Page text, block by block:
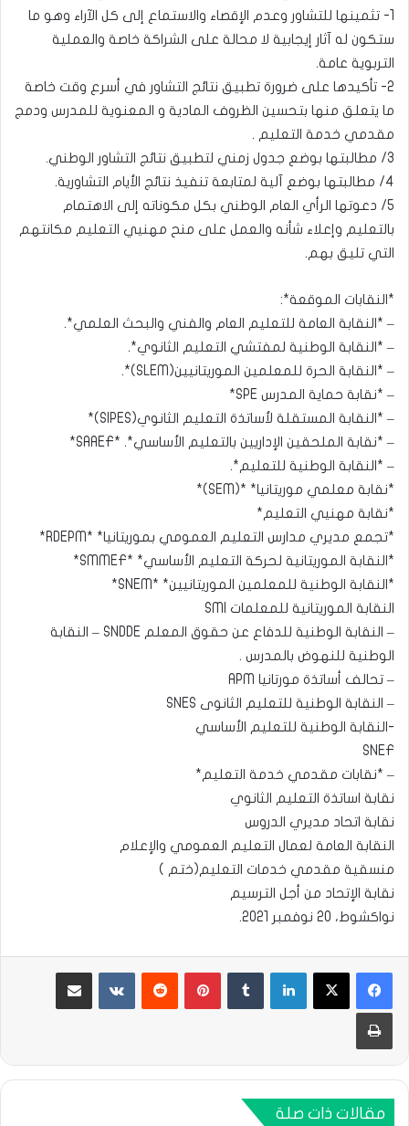
1- تثمينها للتشاور وعدم الإقصاء والاستماع إلى كل الآراء وهو ما
ستكون له آثار إيجابية لا محالة على الشراكة خاصة والعملية
التربوية عامة.
2- تأكيدها على ضرورة تطبيق نتائج التشاور في أسرع وقت خاصة
ما يتعلق منها بتحسين الظروف المادية و المعنوية للمدرس ودمج
مقدمي خدمة التعليم .
3/ مطالبتها بوضع جدول زمني لتطبيق نتائج التشاور الوطني.
4/ مطالبتها بوضع آلية لمتابعة تنفيذ نتائج الأيام التشاورية.
5/ دعوتها الرأي العام الوطني بكل مكوناته إلى الاهتمام
بالتعليم وإعلاء شأنه والعمل على منح مهنيي التعليم مكانتهم
التي تليق بهم.
*النقابات الموقعة*:
– *النقابة العامة للتعليم العام والفني والبحث العلمي*.
– *النقابة الوطنية لمفتشي التعليم الثانوي*.
– *النقابة الحرة للمعلمين الموريتانيين(SLEM)*.
– *نقابة حماية المدرس SPE*
– *النقابة المستقلة لأساتذة التعليم الثانوي(SIPES)*
– *نقابة الملحقين الإداريين بالتعليم الأساسي*. *SAAEF*
– *النقابة الوطنية للتعليم*.
*نقابة معلمي موريتانيا* *(SEM)*
*نقابة مهنيي التعليم*
*تجمع مديري مدارس التعليم العمومي بموريتانيا* *RDEPM*
*النقابة الموريتانية لحركة التعليم الأساسي* *SMMEF*
*النقابة الوطنية للمعلمين الموريتانيين* *SNEM*
النقابة الموريتانية للمعلمات SMI
– النقابة الوطنية للدفاع عن حقوق المعلم SNDDE – النقابة
الوطنية للنهوض بالمدرس .
– تحالف أساتذة مورتانيا APM
– النقابة الوطنية للتعليم الثانوى SNES
-النقابة الوطنية للتعليم الأساسي
SNEF
– *نقابات مقدمي خدمة التعليم*
نقابة اساتذة التعليم الثانوي
نقابة اتحاد مديري الدروس
النقابة العامة لعمال التعليم العمومي والإعلام
منسقية مقدمي خدمات التعليم(ختم )
نقابة الإتحاد من أجل الترسيم
نواكشوط، 20 نوفمبر 2021.
لينكدإن بينتيريست مشاركة عبر البريد
طباعة
مقالات ذات صلة